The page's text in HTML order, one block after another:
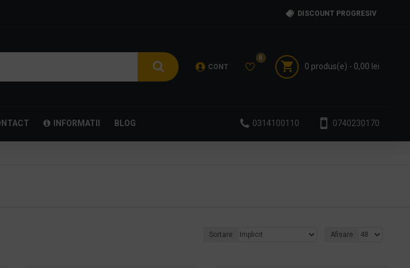
DISCOUNT PROGRESIV
CONT
0
0 produs(e) - 0,00 lei
INFORMATII BLOG 0314100110 0740230170
Sortare Afisare